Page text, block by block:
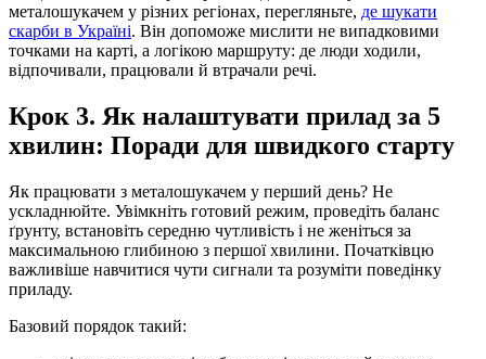
металошукачем у різних регіонах, перегляньте, де шукати
скарби в Україні. Він допоможе мислити не випадковими
точками на карті, а логікою маршруту: де люди ходили,
відпочивали, працювали й втрачали речі.
Крок 3. Як налаштувати прилад за 5
хвилин: Поради для швидкого старту
Як працювати з металошукачем у перший день? Не
ускладнюйте. Увімкніть готовий режим, проведіть баланс
ґрунту, встановіть середню чутливість і не женіться за
максимальною глибиною з першої хвилини. Початківцю
важливіше навчитися чути сигнали та розуміти поведінку
приладу.
Базовий порядок такий: